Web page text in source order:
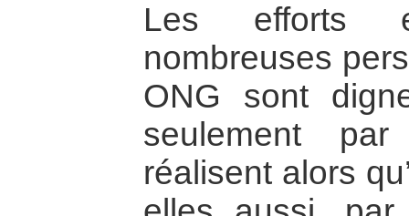
Les efforts
nombreuses
ONG sont
seulement
réalisent alors